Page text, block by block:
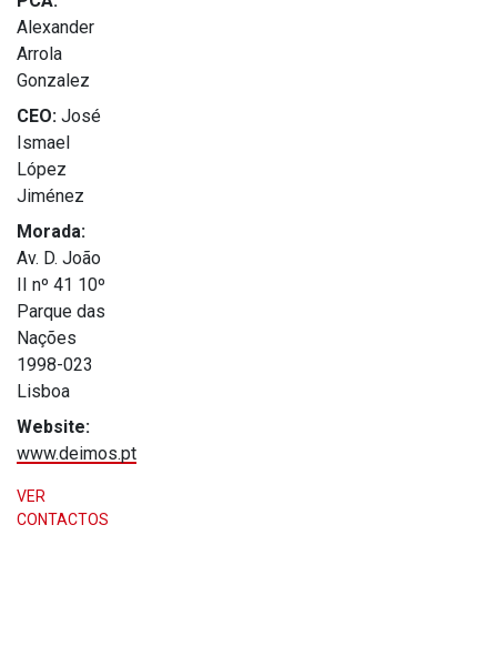
Alexander
Arrola
Gonzalez
CEO: José
Ismael
López
Jiménez
Morada:
Av. D. João
II nº 41 10º
Parque das
Nações
1998-023
Lisboa
Website:
www.deimos.pt
VER
CONTACTOS